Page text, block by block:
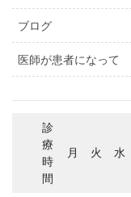
ブログ
医師が患者になって
診
療
時
間
月 火 水